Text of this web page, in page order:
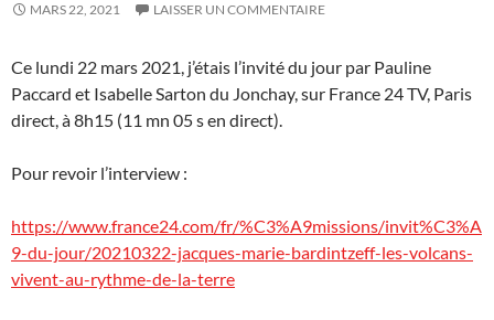
MARS 22, 2021 LAISSER UN COMMENTAIRE
Ce lundi 22 mars 2021, j’étais l’invité du jour par Pauline
Paccard et Isabelle Sarton du Jonchay, sur France 24 TV, Paris
direct, à 8h15 (11 mn 05 s en direct).
Pour revoir l’interview :
https://www.france24.com/fr/%C3%A9missions/invit%C3%A
9-du-jour/20210322-jacques-marie-bardintzeff-les-volcans-
vivent-au-rythme-de-la-terre